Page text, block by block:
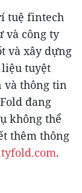
tuệ fintech
và công ty
và xây dựng
tuyệt
và thông tin
đang
không thể
thêm thông
.